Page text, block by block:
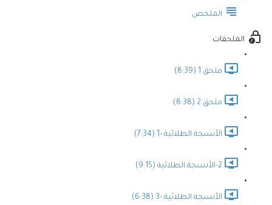
الملخص
الملحقات
ملحق 1 (8:39)
ملحق 2 (8:38)
الأنسجة الطلائية -1 (7:34)
2-الأنسجة الطلائية (9:15)
الأنسجة الطلائية -3 (6:38)